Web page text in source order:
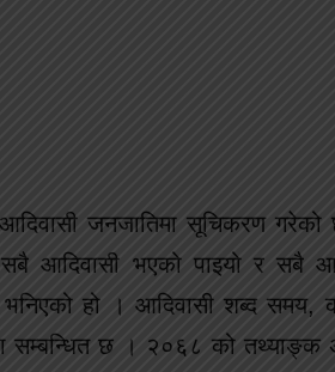
जनजातिमा सूचिकरण
आदिवासी भएको पाइयो र सबै
भनिएको हो । आदिवासी शब्द
सम्बन्धित छ । २०६८ को तथ्याङ्क